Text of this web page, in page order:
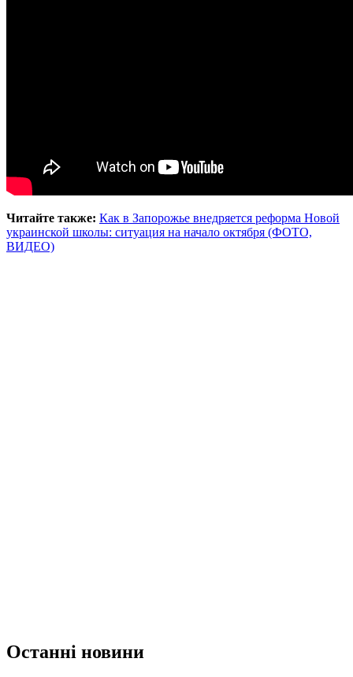
Читайте также: Как в Запорожье внедряется реформа Новой
украинской школы: ситуация на начало октября (ФОТО,
ВИДЕО)
Останні новини